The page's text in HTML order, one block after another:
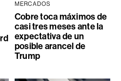
MERCADOS
Cobre toca máximos de
casi tres meses ante la
expectativa de un
posible arancel de
Trump